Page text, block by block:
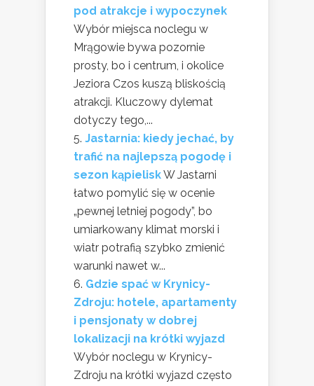
pod atrakcje i wypoczynek
Wybór miejsca noclegu w
Mrągowie bywa pozornie
prosty, bo i centrum, i okolice
Jeziora Czos kuszą bliskością
atrakcji. Kluczowy dylemat
dotyczy tego,...
Jastarnia: kiedy jechać, by
trafić na najlepszą pogodę i
sezon kąpieliskW Jastarni
łatwo pomylić się w ocenie
„pewnej letniej pogody”, bo
umiarkowany klimat morski i
wiatr potrafią szybko zmienić
warunki nawet w...
Gdzie spać w Krynicy-
Zdroju: hotele, apartamenty
i pensjonaty w dobrej
lokalizacji na krótki wyjazd
Wybór noclegu w Krynicy-
Zdroju na krótki wyjazd często